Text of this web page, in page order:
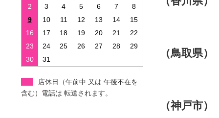
2
3 4 5 6 7
8
9
10 11 12 13 14
15
16
17 18 19 20 21
22
23
24 25 26 27 28
29
30
31
店休日（午前中 又は 午後不在を
含む）電話は 転送されます。
（鳥取県）
（神戸市